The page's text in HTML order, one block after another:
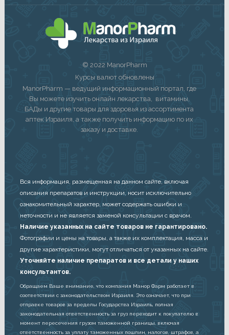
© 2022 ManorPharm
Курсы валют обновлены
ManorPharm — ведущий информационный портал, где
Вы можете изучить онлайн лекарства, витамины,
БАДы и другие товары для здоровья из ассортимента
аптек Израиля, а также получить информацию по их
заказу и доставке.
Вся информация, размещенная на данном сайте, включая
описания препаратов и инструкции, носит исключительно
ознакомительный характер, может содержать ошибки и
неточности и не является заменой консультации с врачом.
Наличие указанных на сайте товаров не гарантировано.
Фотографии и цены на товары, а также их комплектация, масса и
другие характеристики, могут отличаться от указанных на сайте.
Уточняйте наличие препаратов и все детали у наших
консультантов.
Обращаем Ваше внимание, что компания Манор Фарм работает в
соответствии с законодательством Израиля. Это означает, что при
отправке товаров за пределы Государства Израиль, полная
законодательная ответственность за груз переходит к покупателю в
момент пересечения грузом таможенной границы, включая
ответственность за уплату таможенных пошлин, налогов, штрафов, а